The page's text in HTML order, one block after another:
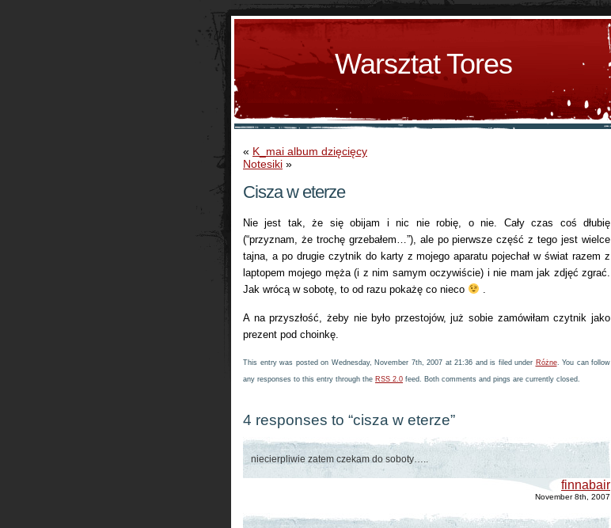
Warsztat Tores
« K_mai album dzięcięcy
Notesiki »
Cisza w eterze
Nie jest tak, że się obijam i nic nie robię, o nie. Cały czas coś dłubię
(“przyznam, że trochę grzebałem…”), ale po pierwsze część z tego jest wielce
tajna, a po drugie czytnik do karty z mojego aparatu pojechał w świat razem z
laptopem mojego męża (i z nim samym oczywiście) i nie mam jak zdjęć zgrać.
Jak wrócą w sobotę, to od razu pokażę co nieco
.
A na przyszłość, żeby nie było przestojów, już sobie zamówiłam czytnik jako
prezent pod choinkę.
This entry was posted on Wednesday, November 7th, 2007 at 21:36 and is filed under Różne. You can follow
any responses to this entry through the RSS 2.0 feed. Both comments and pings are currently closed.
4 responses to “cisza w eterze”
niecierpliwie zatem czekam do soboty…..
finnabair
November 8th, 2007